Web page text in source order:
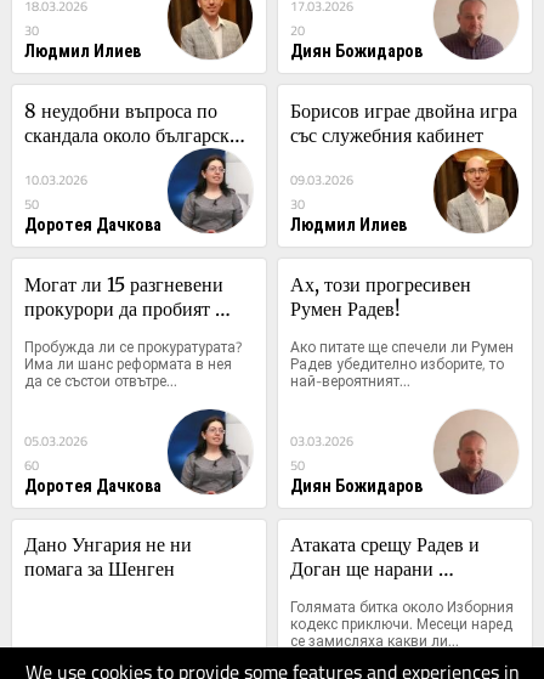
We use cookies to provide some features and experiences in
18.03.2026
30
Людмил Илиев
17.03.2026
20
Диян Божидаров
8 неудобни въпроса по
скандала около българския
10.03.2026
50
Доротея Дачкова
Борисов играе двойна игра
със служебния кабинет
09.03.2026
30
Людмил Илиев
Могат ли 15 разгневени
прокурори да пробият
Пробужда ли се прокуратурата?
Има ли шанс реформата в нея
да се състои отвътре...
05.03.2026
60
Доротея Дачкова
Ах, този прогресивен
Румен Радев!
Ако питате ще спечели ли Румен
Радев убедително изборите, то
най-вероятният...
03.03.2026
50
Диян Божидаров
Дано Унгария не ни
помага за Шенген
Атаката срещу Радев и
Доган ще нарани
Голямата битка около Изборния
кодекс приключи. Месеци наред
се замисляха какви ли...